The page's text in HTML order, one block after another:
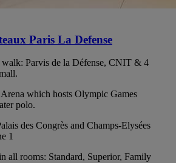
Paris La Defense
walk: Parvis de la Défense, CNIT & 4
which hosts Olympic Games
polo.
des Congrès and Champs-Elysées
1
all rooms: Standard, Superior, Family